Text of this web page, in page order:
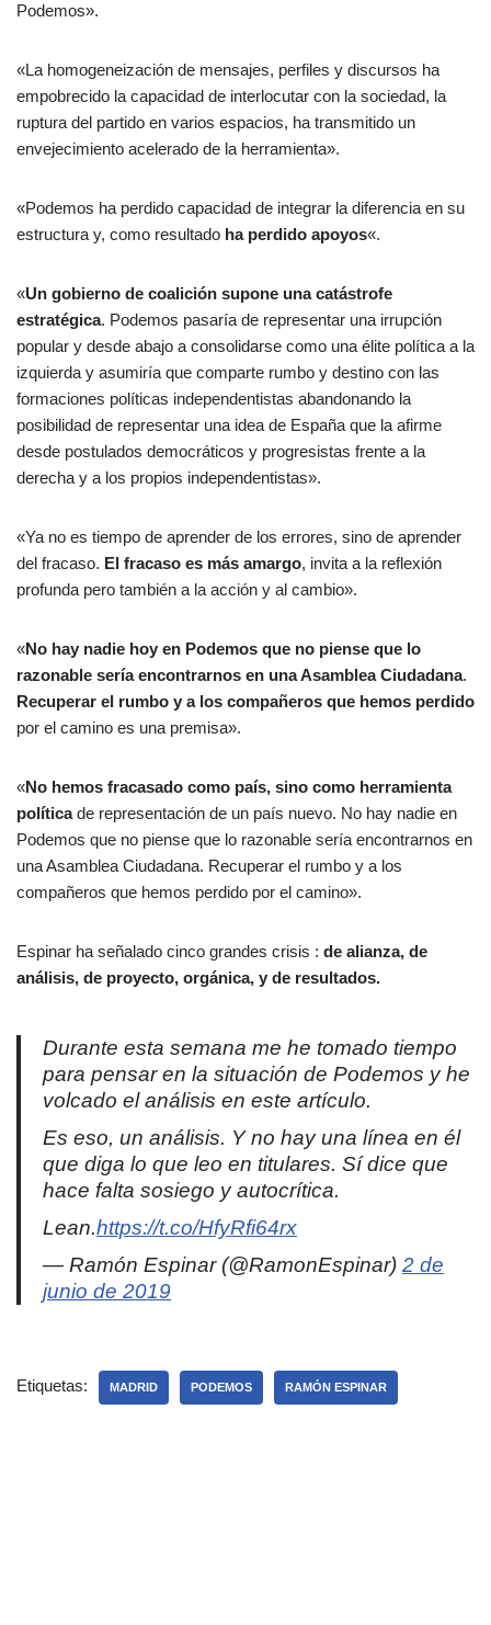
Podemos».
«La homogeneización de mensajes, perfiles y discursos ha
empobrecido la capacidad de interlocutar con la sociedad, la
ruptura del partido en varios espacios, ha transmitido un
envejecimiento acelerado de la herramienta».
«Podemos ha perdido capacidad de integrar la diferencia en su
estructura y, como resultado ha perdido apoyos«.
«Un gobierno de coalición supone una catástrofe
estratégica. Podemos pasaría de representar una irrupción
popular y desde abajo a consolidarse como una élite política a la
izquierda y asumiría que comparte rumbo y destino con las
formaciones políticas independentistas abandonando la
posibilidad de representar una idea de España que la afirme
desde postulados democráticos y progresistas frente a la
derecha y a los propios independentistas».
«Ya no es tiempo de aprender de los errores, sino de aprender
del fracaso. El fracaso es más amargo, invita a la reflexión
profunda pero también a la acción y al cambio».
«No hay nadie hoy en Podemos que no piense que lo
razonable sería encontrarnos en una Asamblea Ciudadana.
Recuperar el rumbo y a los compañeros que hemos perdido
por el camino es una premisa».
«No hemos fracasado como país, sino como herramienta
políticade representación de un país nuevo. No hay nadie en
Podemos que no piense que lo razonable sería encontrarnos en
una Asamblea Ciudadana. Recuperar el rumbo y a los
compañeros que hemos perdido por el camino».
Espinar ha señalado cinco grandes crisis : de alianza, de
análisis, de proyecto, orgánica, y de resultados.
Durante esta semana me he tomado tiempo
para pensar en la situación de Podemos y he
volcado el análisis en este artículo.
Es eso, un análisis. Y no hay una línea en él
que diga lo que leo en titulares. Sí dice que
hace falta sosiego y autocrítica.
Lean.https://t.co/HfyRfi64rx
— Ramón Espinar (@RamonEspinar) 2 de
junio de 2019
Etiquetas: MADRID PODEMOS RAMÓN ESPINAR